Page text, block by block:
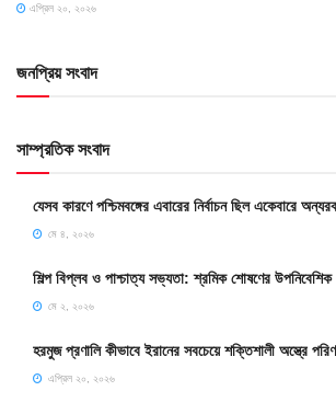
এপ্রিল ২০, ২০২৬
জনপ্রিয় সংবাদ
সাম্প্রতিক সংবাদ
যেসব কারণে পশ্চিমবঙ্গের এবারের নির্বাচন ছিল একেবারে
মে ৪, ২০২৬
শিল্প বিপ্লব ও পাশ্চাত্য সভ্যতা: শ্রমিক শোষণের উপনিবেশিক
মে ২, ২০২৬
হরমুজ প্রণালি কীভাবে ইরানের সবচেয়ে শক্তিশালী অস্ত্রে
এপ্রিল ২০, ২০২৬